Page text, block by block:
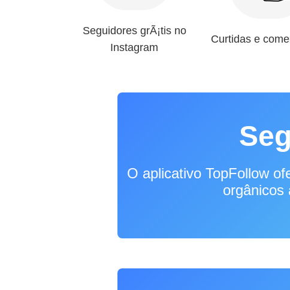
Seguidores grÃ¡tis no
Instagram
Curtidas e
O aplicativo TopFollow
orgânicos